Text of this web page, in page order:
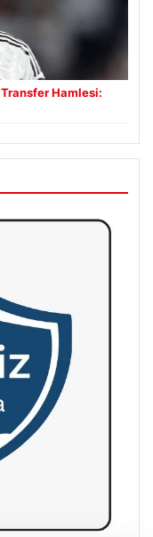
Transfer Hamlesi: